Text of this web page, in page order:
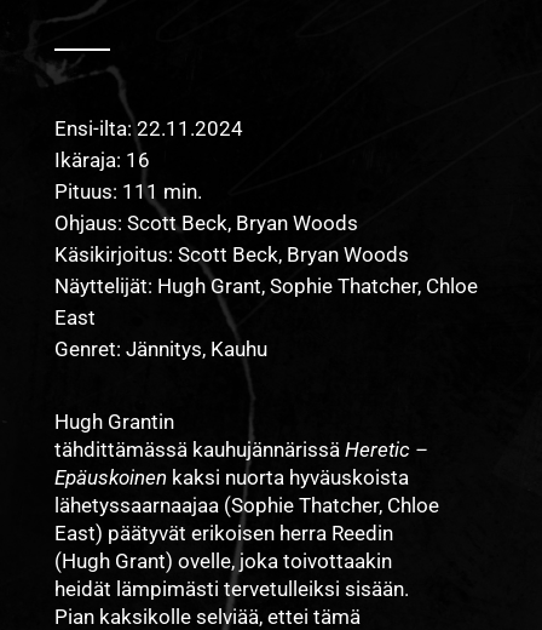
Ensi-ilta: 22.11.2024
Ikäraja: 16
Pituus: 111 min.
Ohjaus: Scott Beck, Bryan Woods
Käsikirjoitus: Scott Beck, Bryan Woods
Näyttelijät: Hugh Grant, Sophie Thatcher, Chloe
East
Genret: Jännitys, Kauhu
Hugh Grantin
tähdittämässä kauhujännärissä Heretic –
Epäuskoinenkaksi nuorta hyväuskoista
lähetyssaarnaajaa (Sophie Thatcher, Chloe
East) päätyvät erikoisen herra Reedin
(Hugh Grant) ovelle, joka toivottaakin
heidät lämpimästi tervetulleiksi sisään.
Pian kaksikolle selviää, ettei tämä